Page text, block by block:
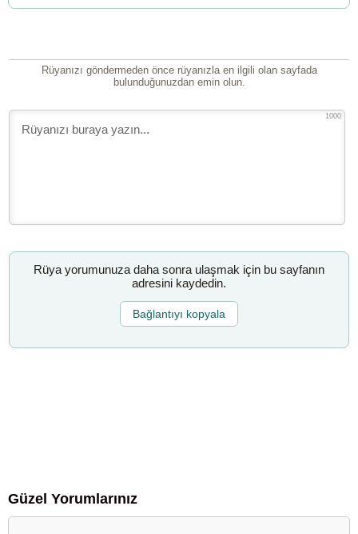
Rüyanızı göndermeden önce rüyanızla en ilgili olan sayfada
bulunduğunuzdan emin olun.
1000
Rüya yorumunuza daha sonra ulaşmak için bu sayfanın
adresini kaydedin.
Bağlantıyı kopyala
Güzel Yorumlarınız